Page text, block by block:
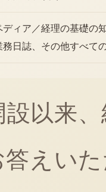
ディア／経理の基礎の
務日誌、その他すべて
設以来
えい